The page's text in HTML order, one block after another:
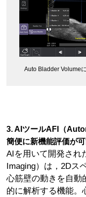
Auto Bladder Volume
3. AIツールAFI（
簡便に新機能評価が
AIを用いて開発され
Imaging）は，2Dス
心筋壁の動きを自動
的に解析する機能。